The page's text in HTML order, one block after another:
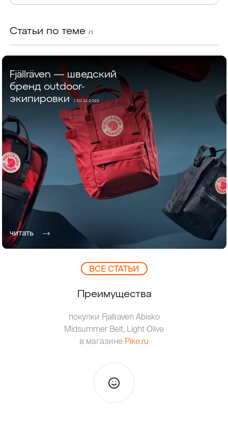
Статьи по теме / 1
Fjällräven — шведский
бренд outdoor-
экипировки / 30.12.2022
читать
ВCЕ СТАТЬИ
Преимущества
покупки Fjallraven Abisko
Midsummer Belt, Light Olive
в магазине Pike.ru